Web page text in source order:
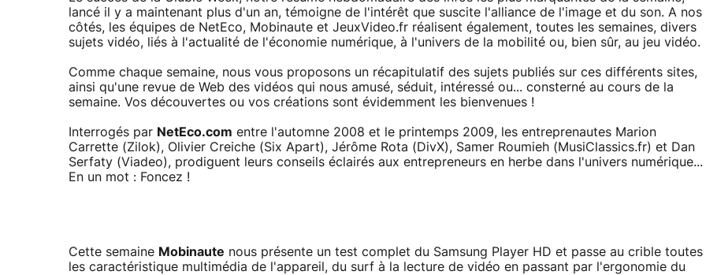
lancé il y a maintenant plus d'un an, témoigne de l'intérêt que suscite l'alliance de l'image et du son. A nos
côtés, les équipes de NetEco, Mobinaute et JeuxVideo.fr réalisent également, toutes les semaines, divers
sujets vidéo, liés à l'actualité de l'économie numérique, à l'univers de la mobilité ou, bien sûr, au jeu vidéo.
Comme chaque semaine, nous vous proposons un récapitulatif des sujets publiés sur ces différents sites,
ainsi qu'une revue de Web des vidéos qui nous amusé, séduit, intéressé ou... consterné au cours de la
semaine. Vos découvertes ou vos créations sont évidemment les bienvenues !
Interrogés par NetEco.com entre l'automne 2008 et le printemps 2009, les entreprenautes Marion
Carrette (Zilok), Olivier Creiche (Six Apart), Jérôme Rota (DivX), Samer Roumieh (MusiClassics.fr) et Dan
Serfaty (Viadeo), prodiguent leurs conseils éclairés aux entrepreneurs en herbe dans l'univers numérique...
En un mot : Foncez !
Cette semaine Mobinaute nous présente un test complet du Samsung Player HD et passe au crible toutes
les caractéristique multimédia de l'appareil, du surf à la lecture de vidéo en passant par l'ergonomie du